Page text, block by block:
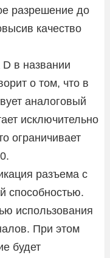
разрешение до
качество
в названии
о том, что в
аналоговый
исключительно
ограничивает
разъема с
способностью.
использования
При этом
будет